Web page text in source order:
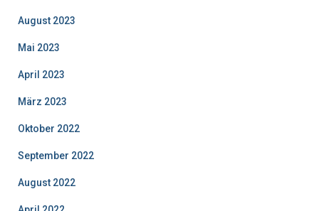
August 2023
Mai 2023
April 2023
März 2023
Oktober 2022
September 2022
August 2022